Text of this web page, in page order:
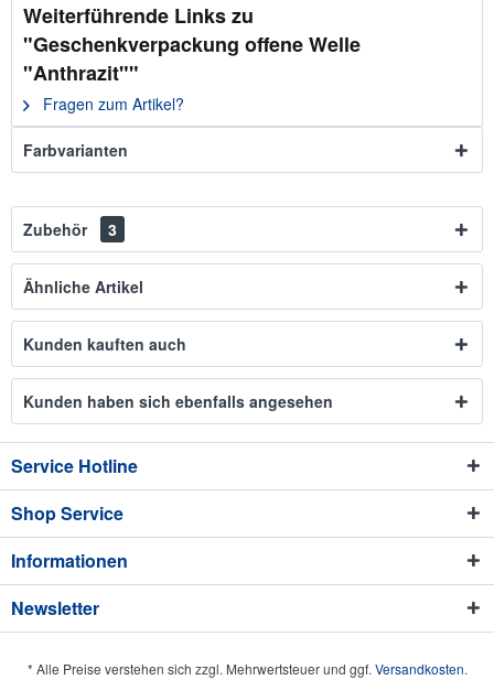
Weiterführende Links zu
"Geschenkverpackung offene Welle
"Anthrazit""
Fragen zum Artikel?
Farbvarianten
Zubehör 3
Ähnliche Artikel
Kunden kauften auch
Kunden haben sich ebenfalls angesehen
Service Hotline
Shop Service
Informationen
Newsletter
* Alle Preise verstehen sich zzgl. Mehrwertsteuer und ggf. Versandkosten.